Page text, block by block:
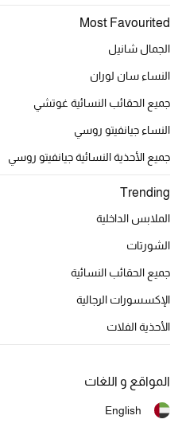
الأكثر مبيعاً
العطور
المكياج
العناية بالبشرة
مستحضرات الاستحمام والعناية بالجسم
العناية بالشعر
الصحة والعافية
Most Favourited
الجمال شانيل
النساء سان لوران
جميع الحقائب النسائية غوتشي
النساء جيانفيتو روسي
جميع الأحذية النسائية جيانفيتو روسي
Trending
الملابس الداخلية
الشورتات
جميع الحقائب النسائية
الإكسسورات الرجالية
الأحذية الفلات
المواقع و اللغات
English